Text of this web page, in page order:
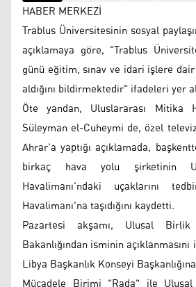
HABER MERKEZİ
Trablus Üniversitesinin sosyal
açıklamaya göre, "Trablus
günü eğitim, sınav ve idari işlere dair
aldığını bildirmektedir" ifadeleri yer
Öte yandan, Uluslararası Mitika
Süleyman el-Cuheymi de, özel
Ahrar'a yaptığı açıklamada,
birkaç hava yolu şirketinin
Havalimanı'ndaki uçaklarını
Havalimanı'na taşıdığını kaydetti.
Pazartesi akşamı, Ulusal
Bakanlığından isminin
Libya Başkanlık Konseyi